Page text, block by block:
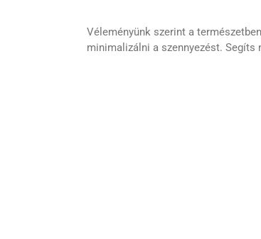
Véleményünk szerint a
minimalizálni a szennyezést. Segíts